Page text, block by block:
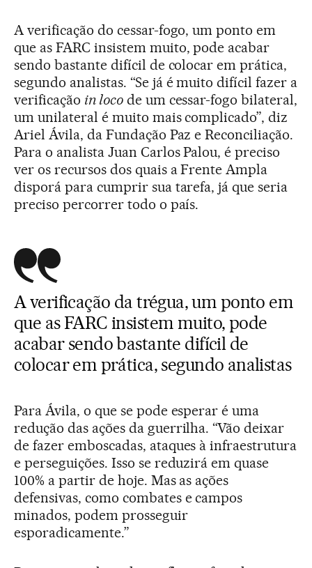
A verificação do cessar-fogo, um ponto em
que as FARC insistem muito, pode acabar
sendo bastante difícil de colocar em prática,
segundo analistas. “Se já é muito difícil fazer a
verificação in locode um cessar-fogo bilateral,
um unilateral é muito mais complicado”, diz
Ariel Ávila, da Fundação Paz e Reconciliação.
Para o analista Juan Carlos Palou, é preciso
ver os recursos dos quais a Frente Ampla
disporá para cumprir sua tarefa, já que seria
preciso percorrer todo o país.
A verificação da trégua, um ponto em
que as FARC insistem muito, pode
acabar sendo bastante difícil de
colocar em prática, segundo analistas
Para Ávila, o que se pode esperar é uma
redução das ações da guerrilha. “Vão deixar
de fazer emboscadas, ataques à infraestrutura
e perseguições. Isso se reduzirá em quase
100% a partir de hoje. Mas as ações
defensivas, como combates e campos
minados, podem prosseguir
esporadicamente.”